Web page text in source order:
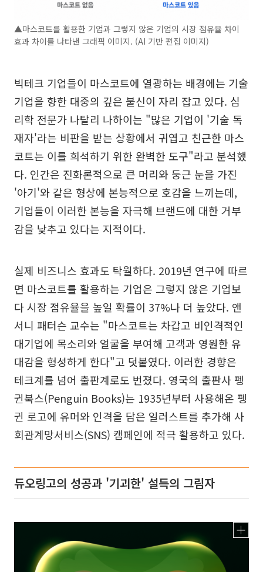
▲마스코트를 활용한 기업과 그렇지 않은 기업의 시장 점유율 차이
효과 차이를 나타낸 그래픽 이미지. (AI 기반 편집 이미지)
빅테크 기업들이 마스코트에 열광하는 배경에는 기술
기업을 향한 대중의 깊은 불신이 자리 잡고 있다. 심
리학 전문가 나탈리 나하이는 "많은 기업이 '기술 독
재자'라는 비판을 받는 상황에서 귀엽고 친근한 마스
코트는 이를 희석하기 위한 완벽한 도구"라고 분석했
다. 인간은 진화론적으로 큰 머리와 둥근 눈을 가진
'아기'와 같은 형상에 본능적으로 호감을 느끼는데,
기업들이 이러한 본능을 자극해 브랜드에 대한 거부
감을 낮추고 있다는 지적이다.
실제 비즈니스 효과도 탁월하다. 2019년 연구에 따르
면 마스코트를 활용하는 기업은 그렇지 않은 기업보
다 시장 점유율을 높일 확률이 37%나 더 높았다. 앤
서니 패터슨 교수는 "마스코트는 차갑고 비인격적인
대기업에 목소리와 얼굴을 부여해 고객과 영원한 유
대감을 형성하게 한다"고 덧붙였다. 이러한 경향은
테크계를 넘어 출판계로도 번졌다. 영국의 출판사 펭
귄북스(Penguin Books)는 1935년부터 사용해온 펭
귄 로고에 유머와 인격을 담은 일러스트를 추가해 사
회관계망서비스(SNS) 캠페인에 적극 활용하고 있다.
듀오링고의 성공과 '기괴한' 설득의 그림자